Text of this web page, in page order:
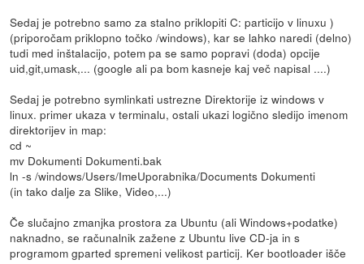
Sedaj je potrebno samo za stalno priklopiti C: particijo v linuxu )
(priporočam priklopno točko /windows), kar se lahko naredi (delno)
tudi med inštalacijo, potem pa se samo popravi (doda) opcije
uid,git,umask,... (google ali pa bom kasneje kaj več napisal ....)
Sedaj je potrebno symlinkati ustrezne Direktorije iz windows v
linux. primer ukaza v terminalu, ostali ukazi logično sledijo imenom
direktorijev in map:
cd ~
mv Dokumenti Dokumenti.bak
ln -s /windows/Users/ImeUporabnika/Documents Dokumenti
(in tako dalje za Slike, Video,...)
Če slučajno zmanjka prostora za Ubuntu (ali Windows+podatke)
naknadno, se računalnik zažene z Ubuntu live CD-ja in s
programom gparted spremeni velikost particij. Ker bootloader išče